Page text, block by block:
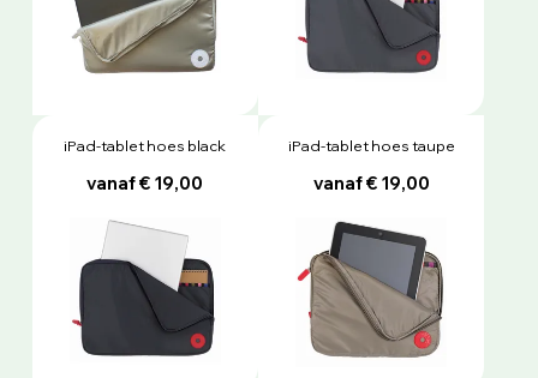
iPad-tablet hoes black
vanaf € 19,00
iPad-tablet hoes taupe
vanaf € 19,00